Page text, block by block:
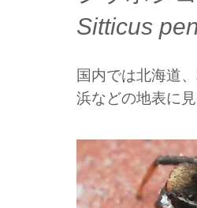
Sitticus
国内では北海道
浜などの地表に見